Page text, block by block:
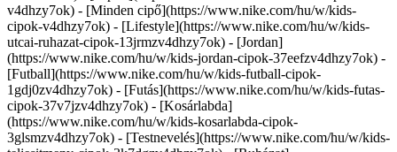
v4dhzy7ok) - [Minden cipő](https://www.nike.com/hu/w/kids-
cipok-v4dhzy7ok) - [Lifestyle](https://www.nike.com/hu/w/kids-
utcai-ruhazat-cipok-13jrmzv4dhzy7ok) - [Jordan]
(https://www.nike.com/hu/w/kids-jordan-cipok-37eefzv4dhzy7ok) -
[Futball](https://www.nike.com/hu/w/kids-futball-cipok-
1gdj0zv4dhzy7ok) - [Futás](https://www.nike.com/hu/w/kids-futas-
cipok-37v7jzv4dhzy7ok) - [Kosárlabda]
(https://www.nike.com/hu/w/kids-kosarlabda-cipok-
3glsmzv4dhzy7ok) - [Testnevelés](https://www.nike.com/hu/w/kids-